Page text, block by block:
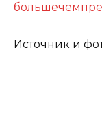
Источник и